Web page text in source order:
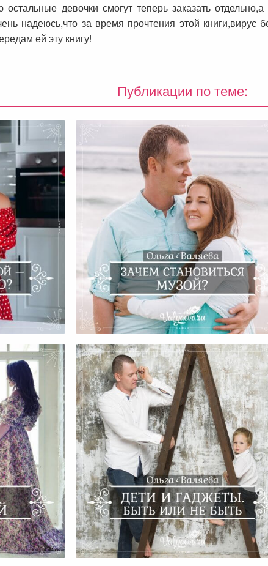
остальные девочки смогут теперь заказать
надеюсь,что за время прочтения этой книги,вирус
ей эту книгу!
Публикации по теме:
Это
Зачем Становиться
Дети И Гаджеты. Быть Или
Быть